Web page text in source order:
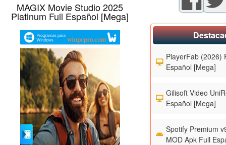
MAGIX Movie Studio 2025
Platinum Full Español [Mega]
PlayerFab (2026)
Español [Mega]
Gilisoft Video
Español [Mega]
Spotify Premium
MOD Apk Full